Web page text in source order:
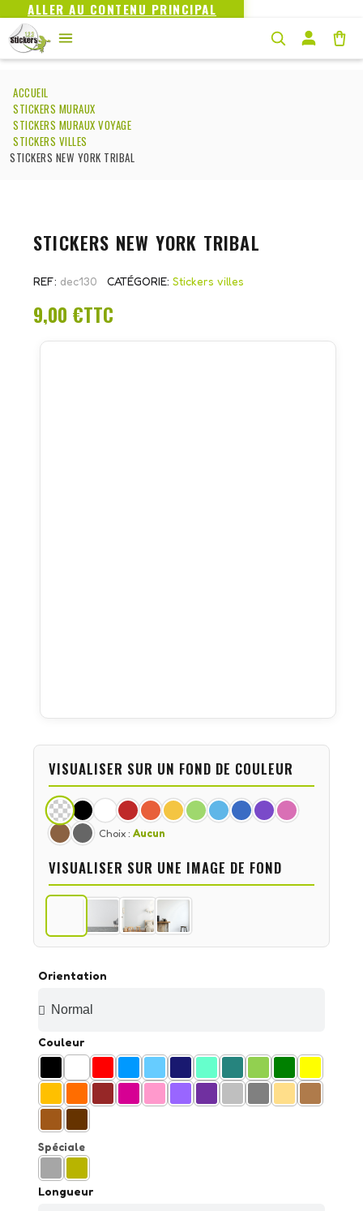
ALLER AU CONTENU PRINCIPAL
ACCUEIL
STICKERS MURAUX
STICKERS MURAUX VOYAGE
STICKERS VILLES
STICKERS NEW YORK TRIBAL
STICKERS NEW YORK TRIBAL
REF dec130 CATÉGORIE Stickers villes
9,00 €TTC
Orientation
Couleur
Spéciale
Longueur
VISUALISER SUR UN FOND DE COULEUR
Choix : Aucun
VISUALISER SUR UNE IMAGE DE FOND